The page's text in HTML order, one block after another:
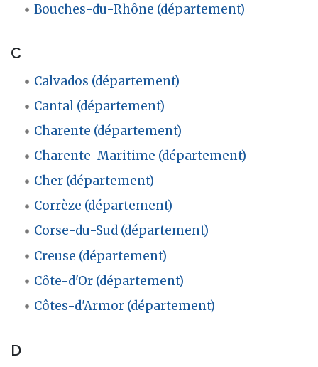
Bouches-du-Rhône (département)
C
Calvados (département)
Cantal (département)
Charente (département)
Charente-Maritime (département)
Cher (département)
Corrèze (département)
Corse-du-Sud (département)
Creuse (département)
Côte-d'Or (département)
Côtes-d'Armor (département)
D